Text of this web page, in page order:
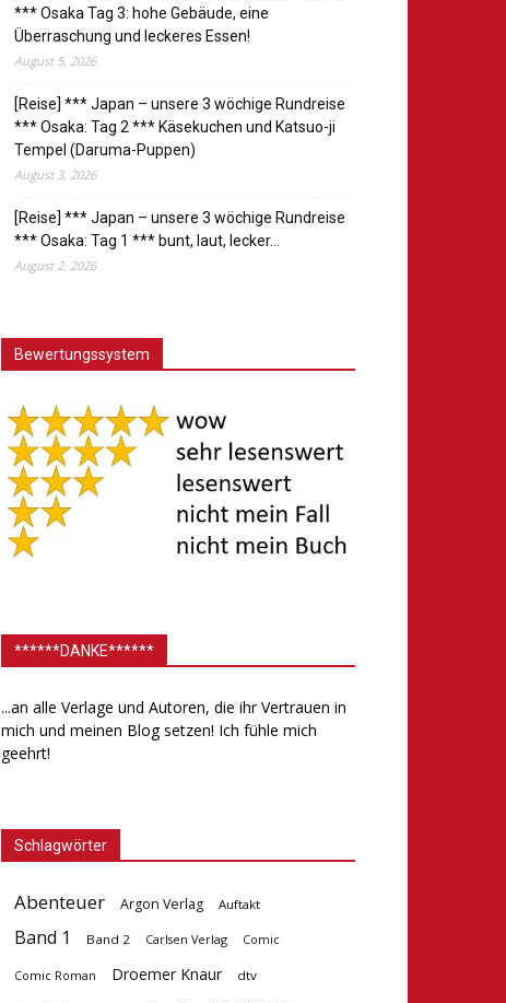
*** Osaka Tag 3: hohe Gebäude, eine
Überraschung und leckeres Essen!
August 5, 2026
[Reise] *** Japan – unsere 3 wöchige Rundreise
*** Osaka: Tag 2 *** Käsekuchen und Katsuo-ji
Tempel (Daruma-Puppen)
August 3, 2026
[Reise] *** Japan – unsere 3 wöchige Rundreise
*** Osaka: Tag 1 *** bunt, laut, lecker…
August 2, 2026
Bewertungssystem
******DANKE******
...an alle Verlage und Autoren, die ihr Vertrauen in
mich und meinen Blog setzen! Ich fühle mich
geehrt!
Schlagwörter
Abenteuer Argon Verlag Auftakt
Band 1 Band 2 Carlsen Verlag Comic
Comic Roman Droemer Knaur dtv